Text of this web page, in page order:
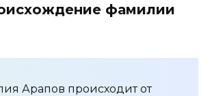
фамилии
Арапов происходит от